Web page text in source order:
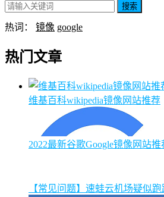
搜索
热词： 镜像 google
热门文章
维基百科wikipedia镜像网站推荐
2022最新谷歌Google镜像网站推
【常见问题】速蛙云机场疑似跑